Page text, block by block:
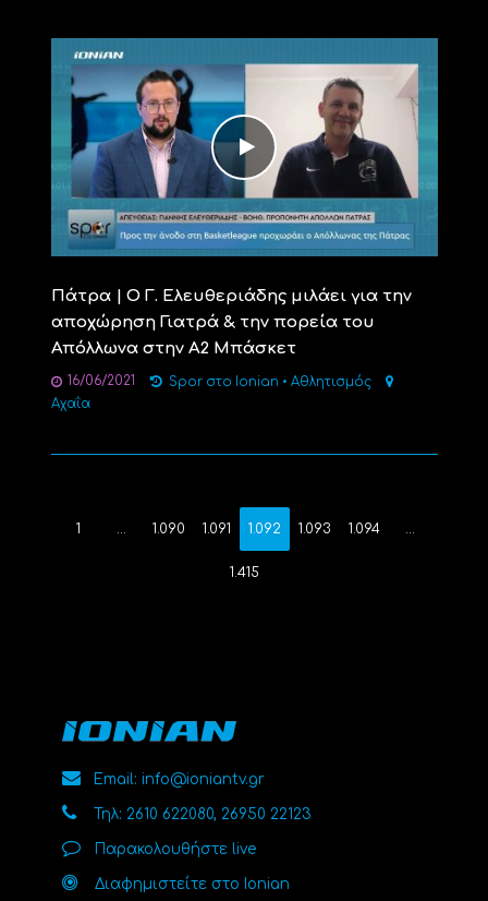
Πάτρα | Ο Γ. Ελευθεριάδης μιλάει για την
αποχώρηση Γιατρά & την πορεία του
Απόλλωνα στην Α2 Μπάσκετ
16/06/2021 Spor στο Ionian • Αθλητισμός
Αχαΐα
1 1.090 1.091 1.092 1.093 1.094
1.415
Email: info@ioniantv.gr
Τηλ: 2610 622080, 26950 22123
Παρακολουθήστε live
Διαφημιστείτε στο Ionian